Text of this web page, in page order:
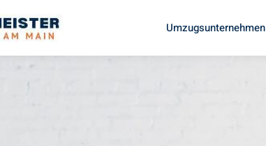
Umzugsunternehmen